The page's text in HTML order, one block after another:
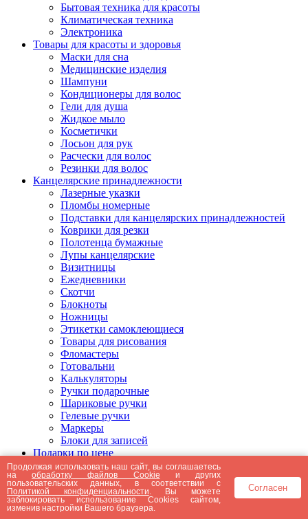
Бытовая техника для красоты
Климатическая техника
Электроника
Товары для красоты и здоровья
Маски для сна
Медицинские изделия
Шампуни
Кондиционеры для волос
Гели для душа
Жидкое мыло
Косметички
Лосьон для рук
Расчески для волос
Резинки для волос
Канцелярские принадлежности
Лазерные указки
Пломбы номерные
Подставки для канцелярских принадлежностей
Коврики для резки
Полотенца бумажные
Лупы канцелярские
Визитницы
Ежедневники
Скотчи
Блокноты
Ножницы
Этикетки самоклеющиеся
Товары для рисования
Фломастеры
Готовальни
Калькуляторы
Ручки подарочные
Шариковые ручки
Гелевые ручки
Маркеры
Блоки для записей
Подарки по цене
Подарки от 5000 рублей
Подарки до 5000 рублей
Подарки до 3000 рублей
Подарки до 2000 рублей
Подарки до 1000 рублей
Продолжая использовать наш сайт, вы соглашаетесь
наобработку файлов Cookie и других
пользовательских данных, в соответствии с
Политикой конфиденциальности . Вы можете
заблокировать использование Cookies сайтом,
изменив настройки Вашего браузера.
Согласен